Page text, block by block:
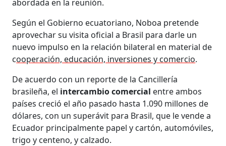
abordada en la reunión.
Según el Gobierno ecuatoriano, Noboa pretende
aprovechar su visita oficial a Brasil para darle un
nuevo impulso en la relación bilateral en material de
cooperación, educación, inversiones y comercio.
De acuerdo con un reporte de la Cancillería
brasileña, el intercambio comercial entre ambos
países creció el año pasado hasta 1.090 millones de
dólares, con un superávit para Brasil, que le vende a
Ecuador principalmente papel y cartón, automóviles,
trigo y centeno, y calzado.